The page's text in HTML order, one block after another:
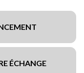
ÉCHANGE